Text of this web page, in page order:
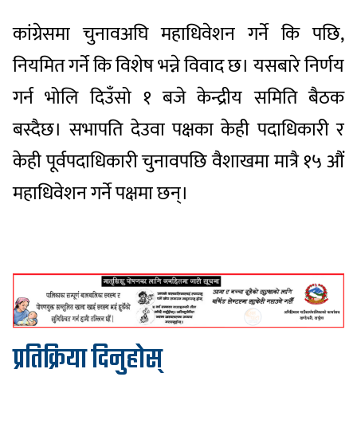
कांग्रेसमा चुनावअघि महाधिवेशन गर्ने कि पछि,
नियमित गर्ने कि विशेष भन्ने विवाद छ। यसबारे निर्णय
गर्न भोलि दिउँसो १ बजे केन्द्रीय समिति बैठक
बस्दैछ। सभापति देउवा पक्षका केही पदाधिकारी र
केही पूर्वपदाधिकारी चुनावपछि वैशाखमा मात्रै १५ औं
महाधिवेशन गर्ने पक्षमा छन्।
प्रतिक्रिया दिनुहोस्